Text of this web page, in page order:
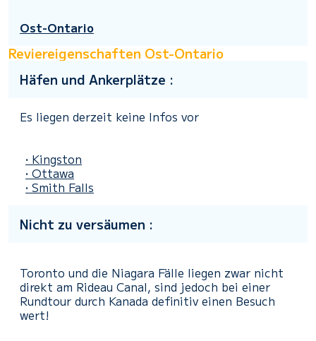
Ost-Ontario
Reviereigenschaften Ost-Ontario
Häfen und Ankerplätze :
Es liegen derzeit keine Infos vor
• Kingston
• Ottawa
• Smith Falls
Nicht zu versäumen :
Toronto und die Niagara Fälle liegen zwar nicht
direkt am Rideau Canal, sind jedoch bei einer
Rundtour durch Kanada definitiv einen Besuch
wert!